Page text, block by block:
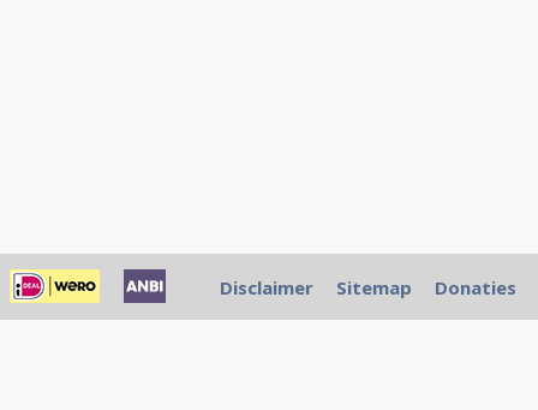
Disclaimer Sitemap Donaties